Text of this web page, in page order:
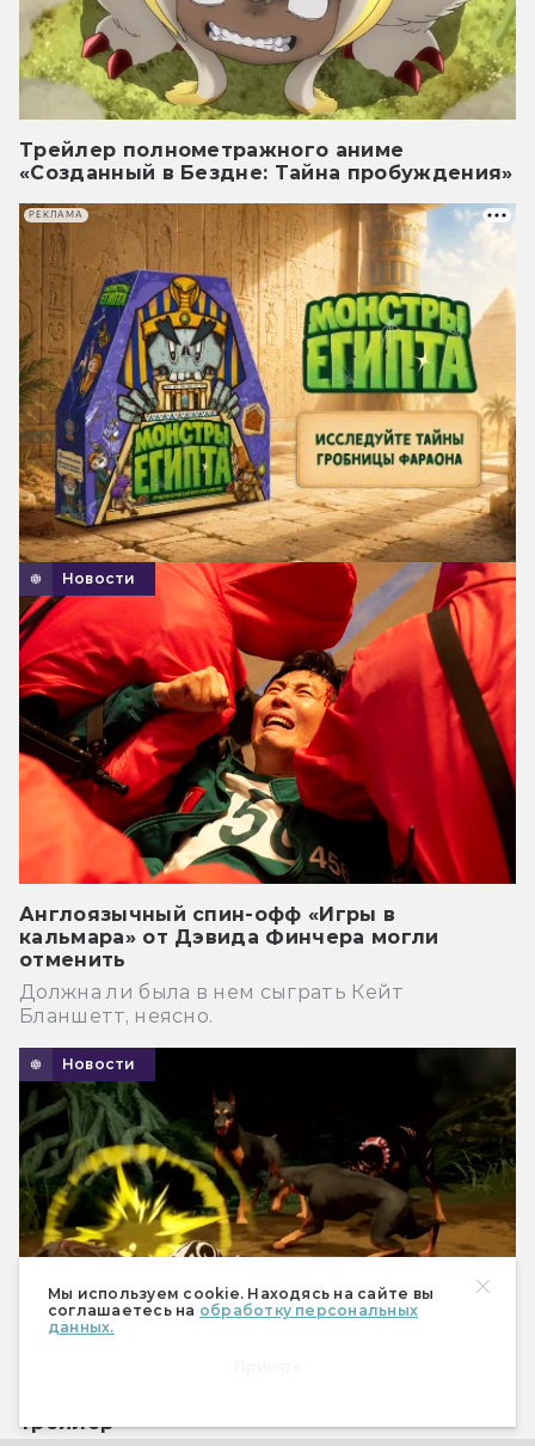
Мы используем cookie. Находясь на сайте вы
соглашаетесь на обработку персональных
данных.
Трейлер полнометражного аниме
«Созданный в Бездне: Тайна пробуждения»
Новости
Англоязычный спин-офф «Игры в
кальмара» от Дэвида Финчера могли
отменить
Должна ли была в нем сыграть Кейт
Бланшетт, неясно.
Новости
трейлер
РЕКЛАМА